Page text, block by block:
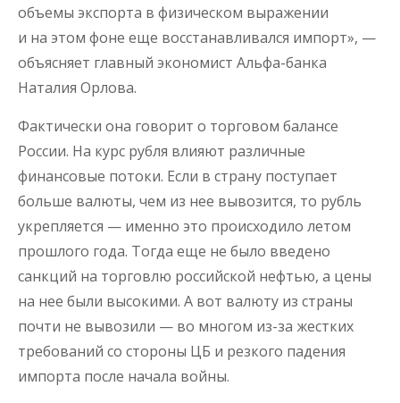
объемы экспорта в физическом выражении
и на этом фоне еще восстанавливался импорт», —
объясняет главный экономист Альфа-банка
Наталия Орлова.
Фактически она говорит о торговом балансе
России. На курс рубля влияют различные
финансовые потоки. Если в страну поступает
больше валюты, чем из нее вывозится, то рубль
укрепляется — именно это происходило летом
прошлого года. Тогда еще не было введено
санкций на торговлю российской нефтью, а цены
на нее были высокими. А вот валюту из страны
почти не вывозили — во многом из-за жестких
требований со стороны ЦБ и резкого падения
импорта после начала войны.